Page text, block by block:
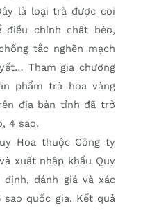
là loại trà được coi
chỉnh chất béo,
tắc nghẽn mạch
Tham gia chương
phẩm trà hoa vàng
địa bàn tỉnh đã trở
4 sao.
Hoa thuộc Công ty
xuất nhập khẩu Quy
đánh giá và xác
sao quốc gia. Kết quả